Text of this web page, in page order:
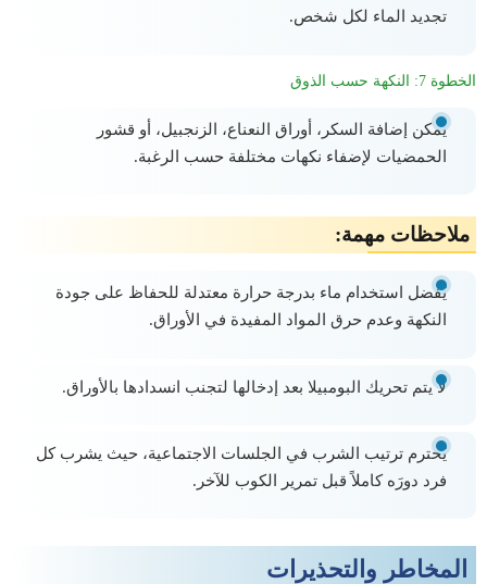
تجديد الماء لكل شخص.
الخطوة 7: النكهة حسب الذوق
يمكن إضافة السكر، أوراق النعناع، الزنجبيل، أو قشور
الحمضيات لإضفاء نكهات مختلفة حسب الرغبة.
ملاحظات مهمة:
يُفضل استخدام ماء بدرجة حرارة معتدلة للحفاظ على جودة
النكهة وعدم حرق المواد المفيدة في الأوراق.
لا يتم تحريك البومبيلا بعد إدخالها لتجنب انسدادها بالأوراق.
يُحترم ترتيب الشرب في الجلسات الاجتماعية، حيث يشرب كل
فرد دورَه كاملاً قبل تمرير الكوب للآخر.
المخاطر والتحذيرات